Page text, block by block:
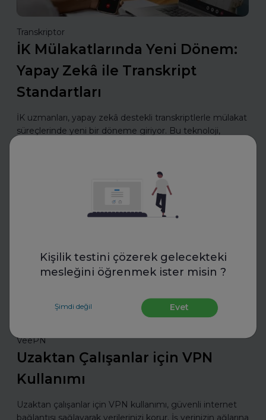
Kişilik testini çözerek gelecekteki
mesleğini öğrenmek ister misin ?
Şimdi değil Evet
Transkriptor
İK Mülakatlarında Yeni Dönem:
Yapay Zekâ ile Transkript
Standartları
İK uzmanları, yapay zekâ destekli transkriptlerle mülakat
süreçlerinde yeni bir döneme giriyor. Bu teknoloji,
VeePN
Uzaktan Çalışanlar için VPN
Kullanımı
Uzaktan çalışanlar için VPN kullanımı, güvenli internet
bağlantısı sağlayarak verilerinizi korur. İş yerinizin ağlarına